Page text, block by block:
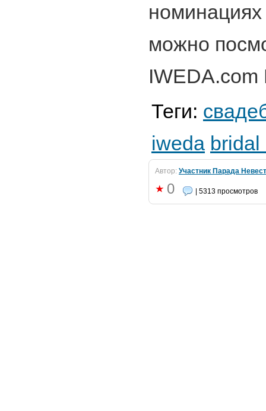
можно
Теги:
iweda bridal
Автор: Участник Парада
0 | 5313 просмотров